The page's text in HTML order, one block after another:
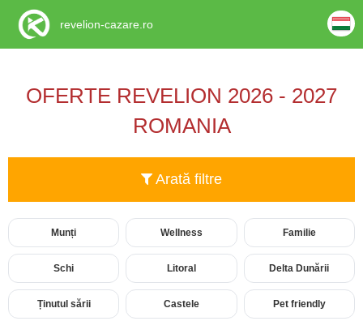
OFERTE REVELION 2026 - 2027
ROMANIA
Arată filtre
Munți Wellness Familie
Schi Litoral Delta Dunării
Ținutul sării Castele Pet friendly
revelion-cazare.ro